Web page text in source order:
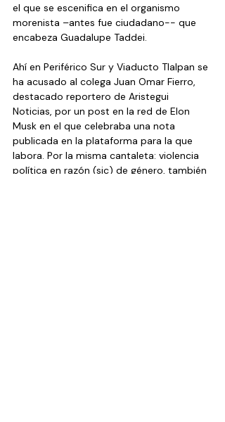
el que se escenifica en el organismo
morenista –antes fue ciudadano-- que
encabeza Guadalupe Taddei.
Ahí en Periférico Sur y Viaducto Tlalpan se
ha acusado al colega Juan Omar Fierro,
destacado reportero de Aristegui
Noticias, por un post en la red de Elon
Musk en el que celebraba una nota
publicada en la plataforma para la que
labora. Por la misma cantaleta: violencia
política en razón (sic) de género, también